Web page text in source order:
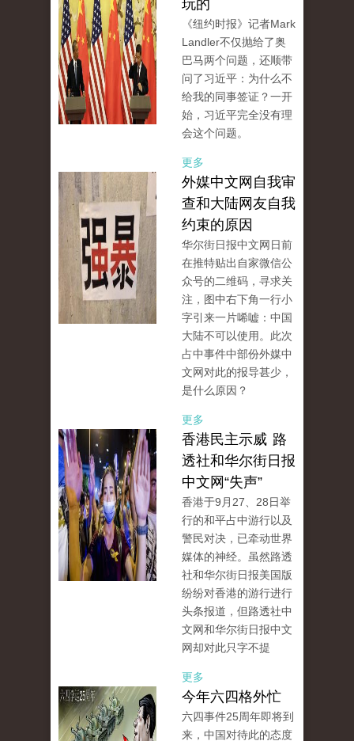
玩的
《纽约时报》记者Mark
Landler不仅抛给了奥
巴马两个问题，还顺带
问了习近平：为什么不
给我的同事签证？一开
始，习近平完全没有理
会这个问题。
更多
外媒中文网自我审
查和大陆网友自我
约束的原因
华尔街日报中文网日前
在推特贴出自家微信公
众号的二维码，寻求关
注，图中右下角一行小
字​​引来一片唏嘘：中国
大陆不可以使用。此次
占中事件中部份外媒中
文网对此的报导甚少，
是什么原因？
更多
香港民主示威 路
透社和华尔街日报
中文网“失声”
香港于9月27、28日举
行的和平占中游行以及
警民对决，已牵动世界
媒体的神经。虽然路透
社和华尔街日报美国版
纷纷对香港的游行进行
头条报道，但路透社中
文网和华尔街日报中文
网却对此只字不提
更多
今年六四格外忙
六四事件25周年即将到
来，中国对待此的态度